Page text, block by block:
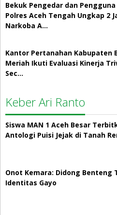
Bekuk Pengedar dan Pengguna
Polres Aceh Tengah Ungkap 2
Narkoba A…
Kantor Pertanahan Kabupaten
Meriah Ikuti Evaluasi Kinerja
Sec…
Keber Ari Ranto
Siswa MAN 1 Aceh Besar
Antologi Puisi Jejak di Tanah
Onot Kemara: Didong Benteng
Identitas Gayo